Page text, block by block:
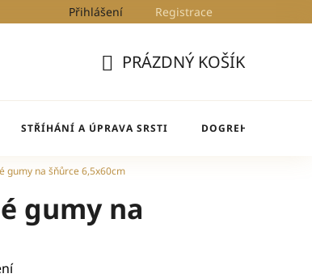
Blog DogRehab
Přihlášení Registrace
KOŠÍK
PRÁZDNÝ KOŠÍK
STŘÍHÁNÍ A ÚPRAVA SRSTI DOGREHAB
gumy na šňůrce 6,5x60cm
gumy na